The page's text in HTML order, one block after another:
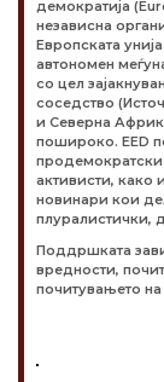
демократија
независна
Европската
автономен
со цел
соседство
и Северна
пошироко. EED
активисти, како
новинари кои
плуралистички,
Поддршката
вредности,
почитувањето